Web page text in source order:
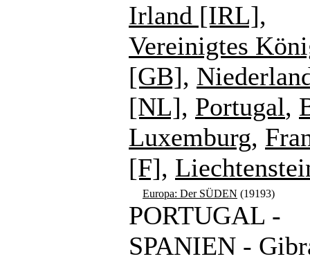
Irland [IRL],
Vereinigtes
[GB],
[NL], Portugal,
Luxemburg,
[F],
Europa: Der SÜDEN (19193)
PORTUGAL -
SPANIEN -